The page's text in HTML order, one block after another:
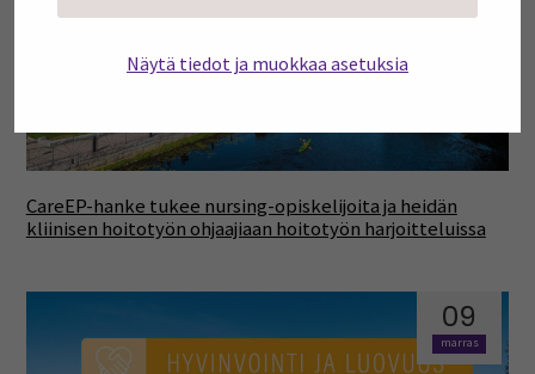
Näytä tiedot ja muokkaa asetuksia
CareEP-hanke tukee nursing-opiskelijoita ja heidän
kliinisen hoitotyön ohjaajiaan hoitotyön harjoitteluissa
09
marras